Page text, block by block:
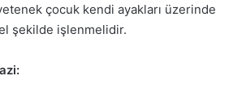
çocuk kendi ayakları üzerinde
şekilde işlenmelidir.